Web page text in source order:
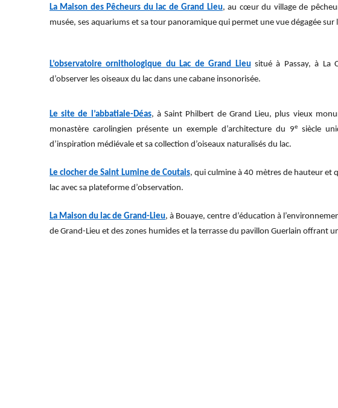
La Maison des Pêcheurs du lac de Grand Lieu, au cœur du village de
musée, ses aquariums et sa tour panoramique qui permet une vue dégagée sur
L’observatoire ornithologique du Lac de Grand Lieu situé à Passay, à La
d’observer les oiseaux du lac dans une cabane insonorisée.
Le site de l’abbatiale-Déas, à Saint Philbert de Grand Lieu, plus vieux
monastère carolingien présente un exemple d’architecture du 9esiècle
d’inspiration médiévale et sa collection d’oiseaux naturalisés du lac.
Le clocher de Saint Lumine de Coutais, qui culmine à 40 mètres de hauteur et
lac avec sa plateforme d’observation.
La Maison du lac de Grand-Lieu, à Bouaye, centre d’éducation à
de Grand-Lieu et des zones humides et la terrasse du pavillon Guerlain offrant